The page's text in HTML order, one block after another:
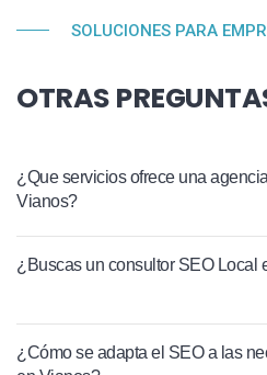
SOLUCIONES PARA
OTRAS
¿Que servicios ofrece una
Vianos?
¿Buscas un consultor SEO Local
¿Cómo se adapta el SEO a las